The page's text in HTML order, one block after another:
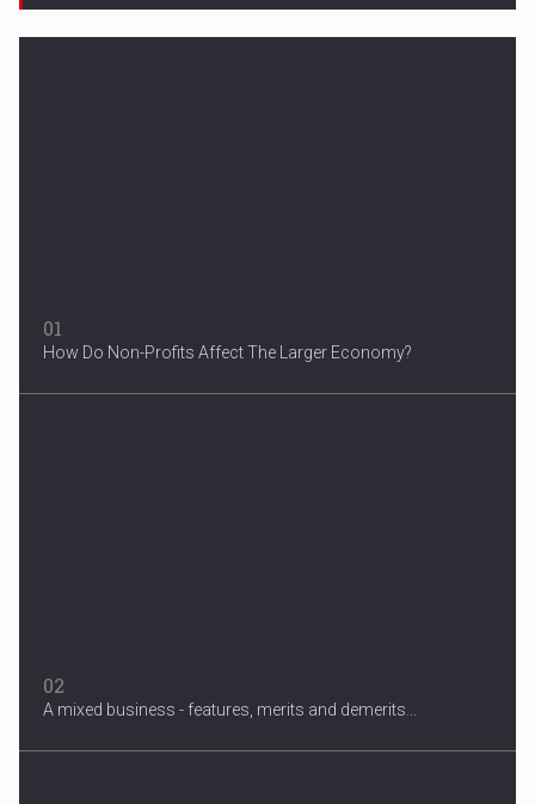
01
How Do Non-Profits Affect The Larger Economy?
02
A mixed business - features, merits and demerits...